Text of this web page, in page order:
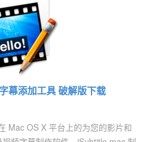
幕添加工具 破解版下载
Mac OS X 平台上的为您的影片和